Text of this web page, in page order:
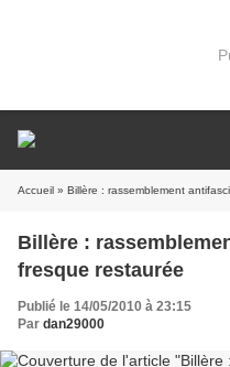
Accueil » Billère : rassemblement
Billère :
fresque restaurée
Publié le 14/05/2010 à 23:15
Par dan29000